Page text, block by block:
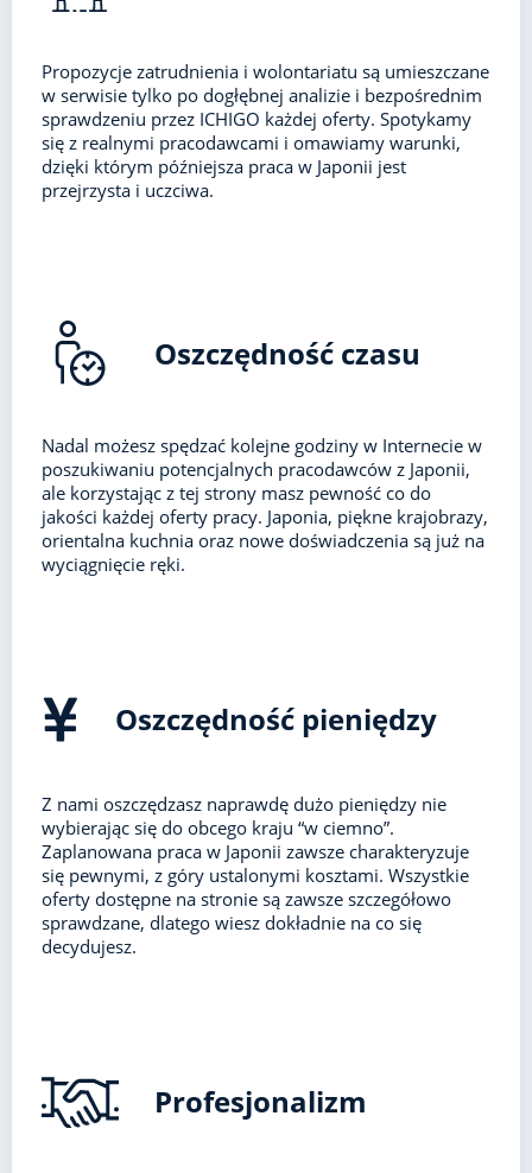
Propozycje zatrudnienia i wolontariatu są umieszczane
w serwisie tylko po dogłębnej analizie i bezpośrednim
sprawdzeniu przez ICHIGO każdej oferty. Spotykamy
się z realnymi pracodawcami i omawiamy warunki,
dzięki którym późniejsza praca w Japonii jest
przejrzysta i uczciwa.
Oszczędność czasu
Nadal możesz spędzać kolejne godziny w Internecie w
poszukiwaniu potencjalnych pracodawców z Japonii,
ale korzystając z tej strony masz pewność co do
jakości każdej oferty pracy. Japonia, piękne krajobrazy,
orientalna kuchnia oraz nowe doświadczenia są już na
wyciągnięcie ręki.
Oszczędność pieniędzy
Z nami oszczędzasz naprawdę dużo pieniędzy nie
wybierając się do obcego kraju “w ciemno”.
Zaplanowana praca w Japonii zawsze charakteryzuje
się pewnymi, z góry ustalonymi kosztami. Wszystkie
oferty dostępne na stronie są zawsze szczegółowo
sprawdzane, dlatego wiesz dokładnie na co się
decydujesz.
Profesjonalizm